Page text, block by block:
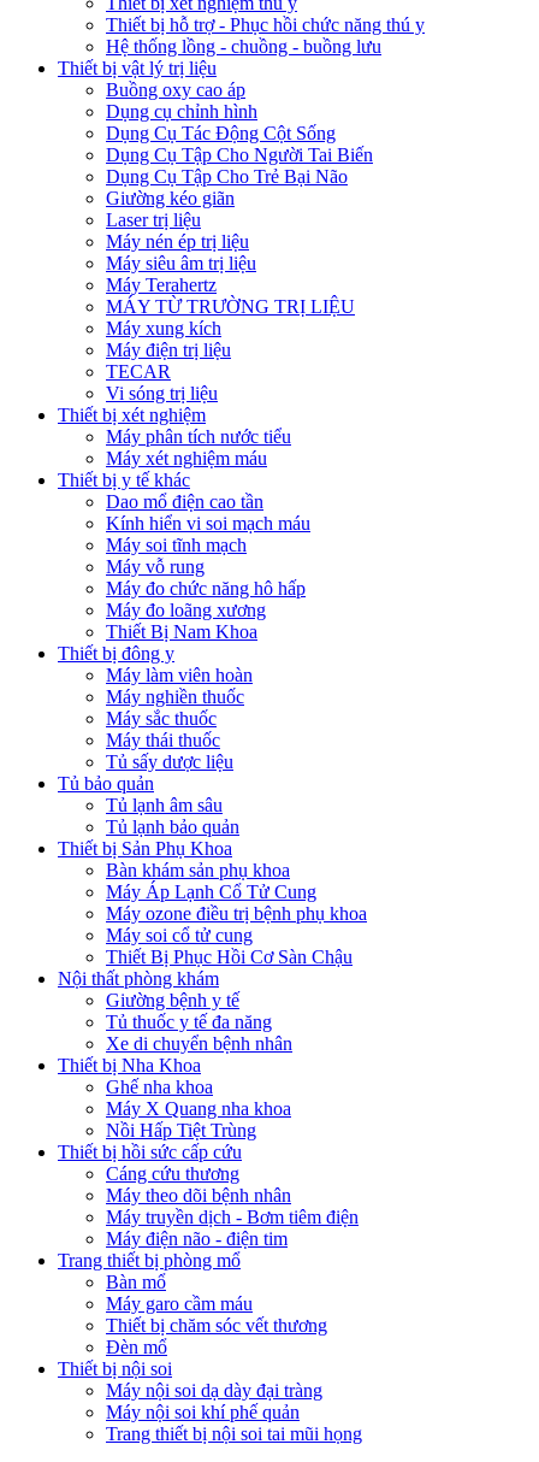
Thiết bị hỗ trợ - Phục hồi chức năng thú y
Hệ thống lồng - chuồng - buồng lưu
Thiết bị vật lý trị liệu
Buồng oxy cao áp
Dụng cụ chỉnh hình
Dụng Cụ Tác Động Cột Sống
Dụng Cụ Tập Cho Người Tai Biến
Dụng Cụ Tập Cho Trẻ Bại Não
Giường kéo giãn
Laser trị liệu
Máy nén ép trị liệu
Máy siêu âm trị liệu
Máy Terahertz
MÁY TỪ TRƯỜNG TRỊ LIỆU
Máy xung kích
Máy điện trị liệu
TECAR
Vi sóng trị liệu
Thiết bị xét nghiệm
Máy phân tích nước tiểu
Máy xét nghiệm máu
Thiết bị y tế khác
Dao mổ điện cao tần
Kính hiển vi soi mạch máu
Máy soi tĩnh mạch
Máy vỗ rung
Máy đo chức năng hô hấp
Máy đo loãng xương
Thiết Bị Nam Khoa
Thiết bị đông y
Máy làm viên hoàn
Máy nghiền thuốc
Máy sắc thuốc
Máy thái thuốc
Tủ sấy dược liệu
Tủ bảo quản
Tủ lạnh âm sâu
Tủ lạnh bảo quản
Thiết bị Sản Phụ Khoa
Bàn khám sản phụ khoa
Máy Áp Lạnh Cổ Tử Cung
Máy ozone điều trị bệnh phụ khoa
Máy soi cổ tử cung
Thiết Bị Phục Hồi Cơ Sàn Chậu
Nội thất phòng khám
Giường bệnh y tế
Tủ thuốc y tế đa năng
Xe di chuyển bệnh nhân
Thiết bị Nha Khoa
Ghế nha khoa
Máy X Quang nha khoa
Nồi Hấp Tiệt Trùng
Thiết bị hồi sức cấp cứu
Cáng cứu thương
Máy theo dõi bệnh nhân
Máy truyền dịch - Bơm tiêm điện
Máy điện não - điện tim
Trang thiết bị phòng mổ
Bàn mổ
Máy garo cầm máu
Thiết bị chăm sóc vết thương
Đèn mổ
Thiết bị nội soi
Máy nội soi dạ dày đại tràng
Máy nội soi khí phế quản
Trang thiết bị nội soi tai mũi họng